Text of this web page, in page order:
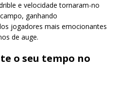
e velocidade tornaram-no
ganhando
jogadores mais emocionantes
de auge.
o seu tempo no